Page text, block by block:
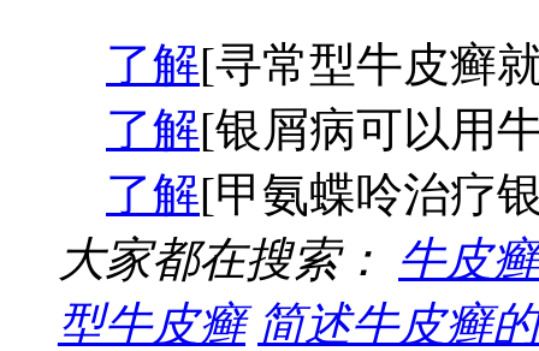
了解[寻常型牛皮癣
了解[银屑病可以用
了解[甲氨蝶呤治疗
大家都在搜索： 牛皮
型牛皮癣 简述牛皮癣